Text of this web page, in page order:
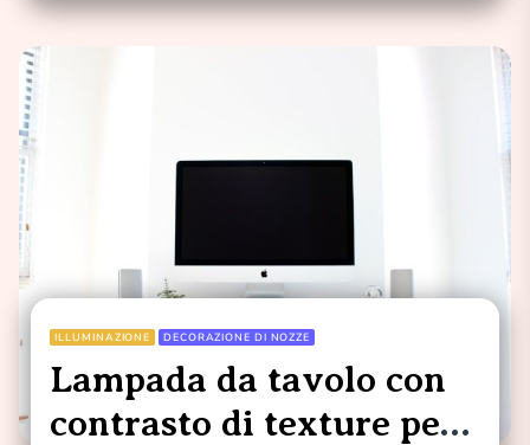
ILLUMINAZIONE DECORAZIONE DI NOZZE
Lampada da tavolo con
contrasto di texture per